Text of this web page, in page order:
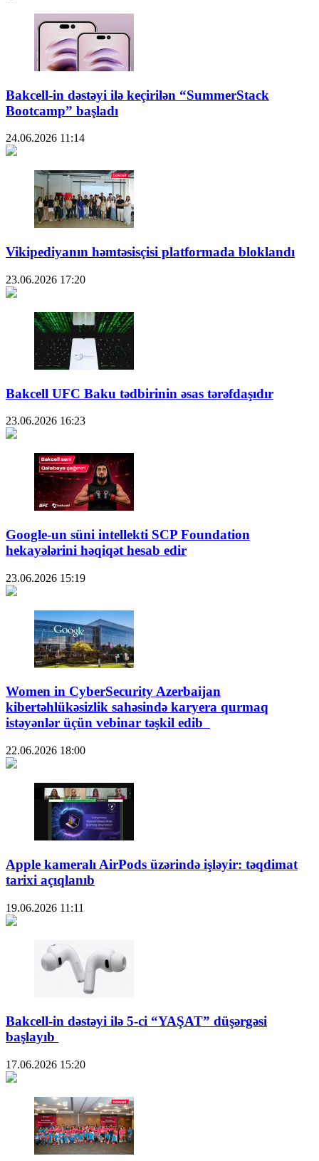
Bakcell-in dəstəyi ilə keçirilən “SummerStack
Bootcamp” başladı
24.06.2026 11:14
Vikipediyanın həmtəsisçisi platformada bloklandı
23.06.2026 17:20
Bakcell UFC Baku tədbirinin əsas tərəfdaşıdır
23.06.2026 16:23
Google-un süni intellekti SCP Foundation
hekayələrini həqiqət hesab edir
23.06.2026 15:19
Women in CyberSecurity Azerbaijan
kibertəhlükəsizlik sahəsində karyera qurmaq
istəyənlər üçün vebinar təşkil edib
22.06.2026 18:00
Apple kameralı AirPods üzərində işləyir: təqdimat
tarixi açıqlanıb
19.06.2026 11:11
Bakcell-in dəstəyi ilə 5-ci “YAŞAT” düşərgəsi
başlayıb
17.06.2026 15:20